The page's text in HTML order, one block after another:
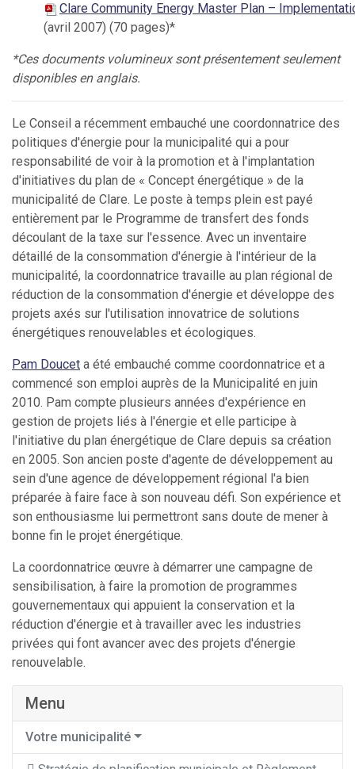
Clare Community Energy Master Plan –
(avril 2007) (70 pages)*
*Ces documents volumineux sont présentement seulement
disponibles en anglais.
Le Conseil a récemment embauché une coordonnatrice des
politiques d'énergie pour la municipalité qui a pour
responsabilité de voir à la promotion et à l'implantation
d'initiatives du plan de « Concept énergétique » de la
municipalité de Clare. Le poste à temps plein est payé
entièrement par le Programme de transfert des fonds
découlant de la taxe sur l'essence. Avec un inventaire
détaillé de la consommation d'énergie à l'intérieur de la
municipalité, la coordonnatrice travaille au plan régional de
réduction de la consommation d'énergie et développe des
projets axés sur l'utilisation innovatrice de solutions
énergétiques renouvelables et écologiques.
Pam Doucet a été embauché comme coordonnatrice et a
commencé son emploi auprès de la Municipalité en juin
2010. Pam compte plusieurs années d'expérience en
gestion de projets liés à l'énergie et elle participe à
l'initiative du plan énergétique de Clare depuis sa création
en 2005. Son ancien poste d'agente de développement au
sein d'une agence de développement régional l'a bien
préparée à faire face à son nouveau défi. Son expérience et
son enthousiasme lui permettront sans doute de mener à
bonne fin le projet énergétique.
La coordonnatrice œuvre à démarrer une campagne de
sensibilisation, à faire la promotion de programmes
gouvernementaux qui appuient la conservation et la
réduction d'énergie et à travailler avec les industries
privées qui font avancer avec des projets d'énergie
renouvelable.
Menu
Votre municipalité